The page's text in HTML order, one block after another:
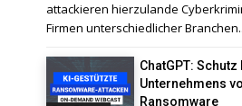
attackieren hierzulande
Firmen unterschiedlicher
ChatGPT: Schutz
Unternehmens
Ransomware